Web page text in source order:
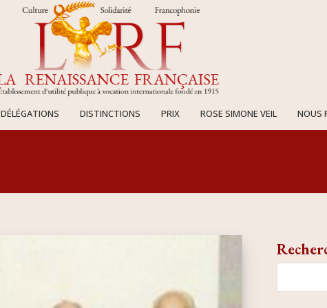
DÉLÉGATIONS DISTINCTIONS PRIX ROSE SIMONE VEIL NOUS